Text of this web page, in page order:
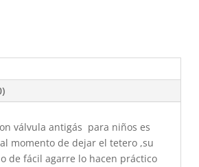
válvula antigás para niños es
momento de dejar el tetero ,su
de fácil agarre lo hacen práctico